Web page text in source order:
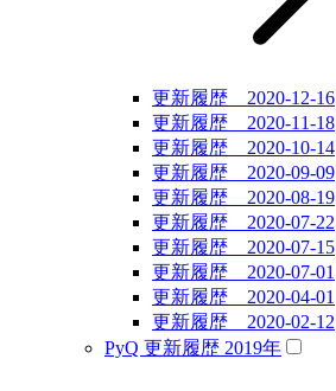
更新履歴 2020-12-16
更新履歴 2020-11-18
更新履歴 2020-10-14
更新履歴 2020-09-09
更新履歴 2020-08-19
更新履歴 2020-07-22
更新履歴 2020-07-15
更新履歴 2020-07-01
更新履歴 2020-04-01
更新履歴 2020-02-12
PyQ 更新履歴 2019年